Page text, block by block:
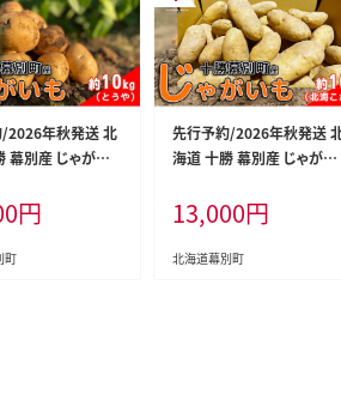
2026年秋発送 北
幕別産 じゃがい
根菜 食材 煮崩れ
サラダ 煮込み料理
レー シチュー 北
円
町
先行予約/2026年秋発送
海道 十勝 幕別産 じゃがい
山農園】 野菜 根菜 フライド
ポテト ポテトチップス 変色
しにくい 煮崩れしにくい 黄
13,000円
北海道幕別町